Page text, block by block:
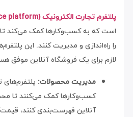
پلتفرم تجارت الکترونیک (E-commerce platform)
است که به کسب‌وکارها کمک می‌کند تا
را راه‌اندازی و مدیریت کنند. این
لازم برای یک فروشگاه آنلاین موفق
مدیریت محصولات: پلتفرم‌های
کسب‌وکارها کمک می‌کنند تا
آنلاین فهرست‌بندی کنند،